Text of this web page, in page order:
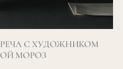
С ХУДОЖНИКОМ
МОРОЗ